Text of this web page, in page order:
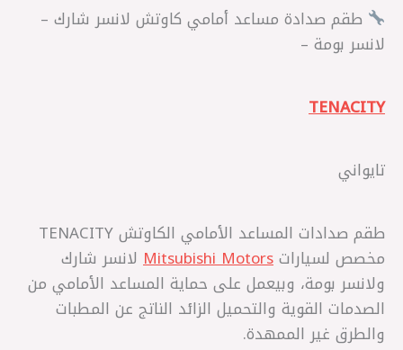
طقم صدادة مساعد أمامي كاوتش لانسر شارك –
لانسر بومة –
TENACITY
تايواني
طقم صدادات المساعد الأمامي الكاوتش TENACITY
مخصص لسياراتMitsubishi Motors لانسر شارك
ولانسر بومة، وبيعمل على حماية المساعد الأمامي من
الصدمات القوية والتحميل الزائد الناتج عن المطبات
والطرق غير الممهدة.